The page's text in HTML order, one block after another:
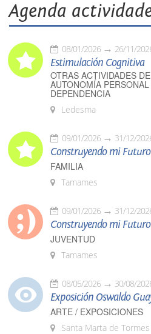
Agenda
08/01/2026 26/11/
Estimulación Cognitiva
OTRAS ACTIVIDADES
AUTONOMÍA
DEPENDENCIA
Ledesma
09/01/2026 31/12/
Construyendo mi Futuro
FAMILIA
Tamames
09/01/2026 31/12/
Construyendo mi Futuro
JUVENTUD
Tamames
08/05/2026 30/08/
Exposición Oswaldo
ARTE / EXPOSICIONES
Santa Marta de Tormes